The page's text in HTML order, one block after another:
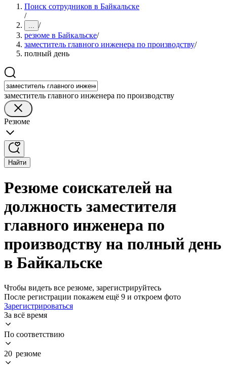
Поиск сотрудников в Байкальске
/
... /
резюме в Байкальске/
заместитель главного инженера по производству/
полный день
заместитель главного инженера по производству
Резюме
Найти
Резюме соискателей на
должность заместителя
главного инженера по
производству на полный день
в Байкальске
Чтобы видеть все резюме, зарегистрируйтесь
После регистрации покажем ещё 9 и откроем фото
Зарегистрироваться
За всё время
По соответствию
20 резюме